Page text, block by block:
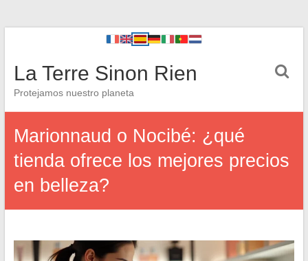
La Terre Sinon Rien
Protejamos nuestro planeta
Marionnaud o Nocibé: ¿qué
tienda ofrece los mejores precios
en belleza?